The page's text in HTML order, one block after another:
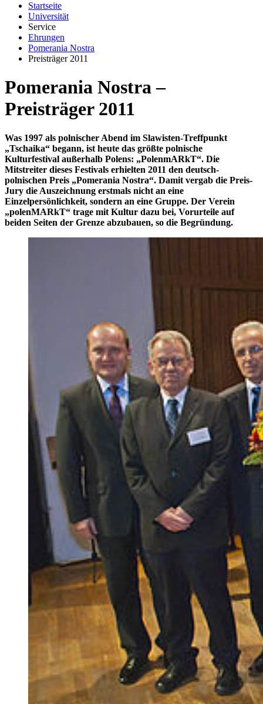
Startseite
Universität
Service
Ehrungen
Pomerania Nostra
Preisträger 2011
Pomerania Nostra –
Preisträger 2011
Was 1997 als polnischer Abend im Slawisten-Treffpunkt
„Tschaika“ begann, ist heute das größte polnische
Kulturfestival außerhalb Polens: „PolenmARkT“. Die
Mitstreiter dieses Festivals erhielten 2011 den deutsch-
polnischen Preis „Pomerania Nostra“. Damit vergab die Preis-
Jury die Auszeichnung erstmals nicht an eine
Einzelpersönlichkeit, sondern an eine Gruppe. Der Verein
„polenMARkT“ trage mit Kultur dazu bei, Vorurteile auf
beiden Seiten der Grenze abzubauen, so die Begründung.